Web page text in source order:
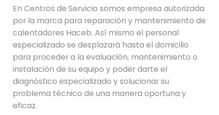
En Centros de Servicio somos empresa autorizada
por la marca para reparación y mantenimiento de
calentadores Haceb. Así mismo el personal
especializado se desplazará hasta el domicilio
para proceder a la evaluación, mantenimiento o
instalación de su equipo y poder darte el
diagnóstico especializado y solucionar su
problema técnico de una manera oportuna y
eficaz.